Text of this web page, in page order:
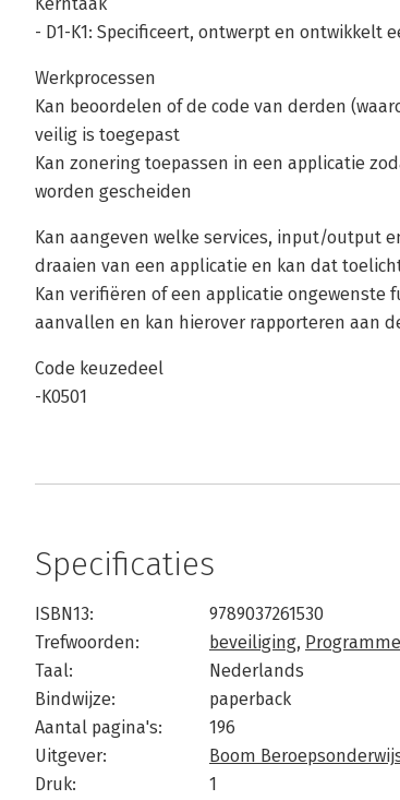
- D1-K1: Specificeert, ontwerpt en ontwikkelt
Werkprocessen
Kan beoordelen of de code van derden
veilig is toegepast
Kan zonering toepassen in een applicatie
worden gescheiden
Kan aangeven welke services, input/output
draaien van een applicatie en kan dat
Kan verifiëren of een applicatie ongewenste
aanvallen en kan hierover rapporteren aan
Code keuzedeel
-K0501
Specificaties
ISBN13:
9789037261530
Trefwoorden:
beveiliging,
Taal:
Nederlands
Bindwijze:
paperback
Aantal pagina's:
196
Uitgever:
Boom
Druk:
1